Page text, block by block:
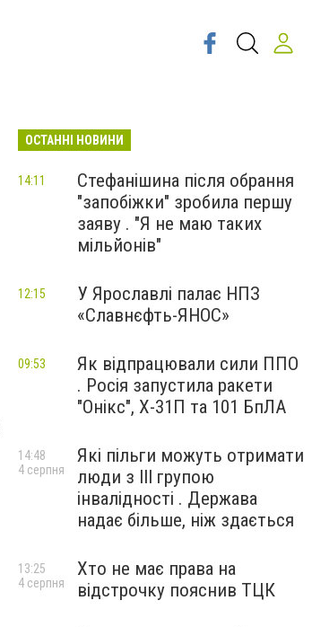
ОСТАННІ НОВИНИ
Стефанішина після обрання
"запобіжки" зробила першу
заяву . "Я не маю таких
мільйонів"
14:11
У Ярославлі палає НПЗ
«Славнєфть-ЯНОС»
12:15
Як відпрацювали сили ППО
. Росія запустила ракети
"Онікс", Х-31П та 101 БпЛА
09:53
Які пільги можуть отримати
люди з III групою
інвалідності . Держава
надає більше, ніж здається
14:48
4 серпня
Хто не має права на
відстрочку пояснив ТЦК
13:25
4 серпня